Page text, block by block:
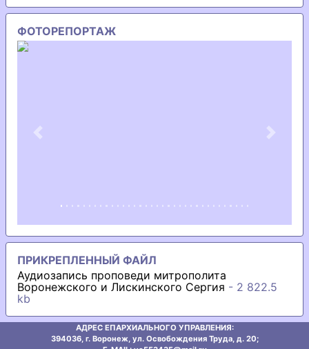
ФОТОРЕПОРТАЖ
Previous Next
ПРИКРЕПЛЕННЫЙ ФАЙЛ
Аудиозапись проповеди митрополита
Воронежского и Лискинского Сергия - 2 822.5
kb
АДРЕС ЕПАРХИАЛЬНОГО УПРАВЛЕНИЯ:
394036, г. Воронеж, ул. Освобождения Труда, д. 20;